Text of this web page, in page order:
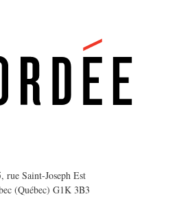
rue Saint-Joseph Est
(Québec) G1K 3B3